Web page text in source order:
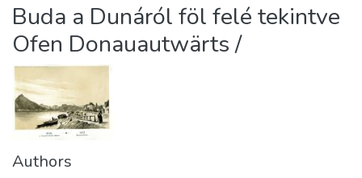
Statistics
About us
Buda a Dunáról föl felé tekintve
Ofen Donauautwärts /
Authors